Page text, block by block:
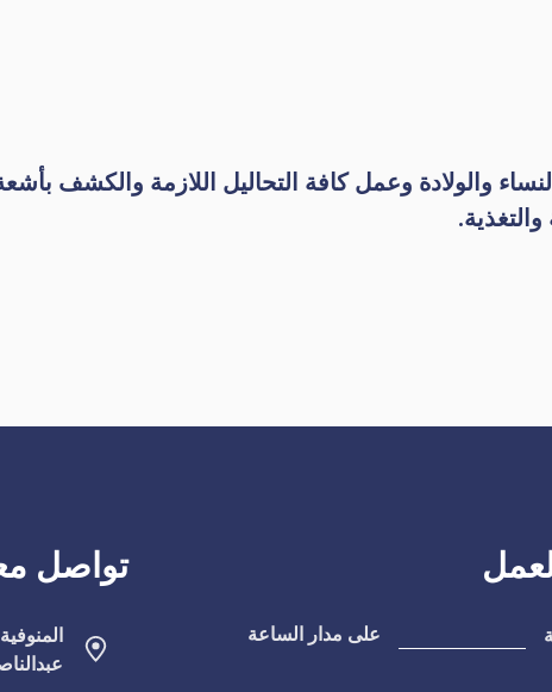
والولادة وعمل كافة التحاليل اللازمة والكشف
على مدار الساعة
تواصل